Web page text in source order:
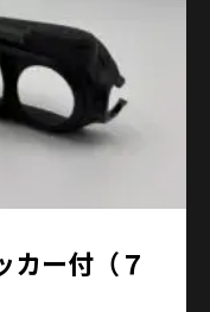
カー付（７